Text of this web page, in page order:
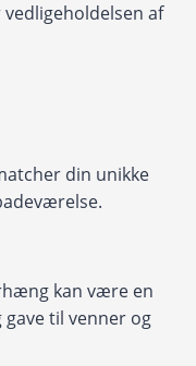
af
din unikke
kan være en
til venner og